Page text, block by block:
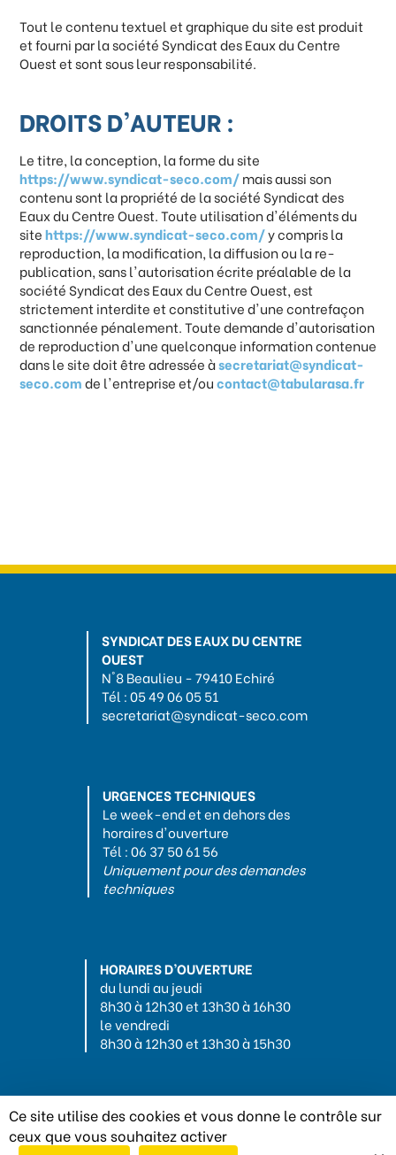
Ce site utilise des cookies et vous donne le contrôle sur
ceux que vous souhaitez activer
Tout le contenu textuel et graphique du site est produit
et fourni par la société Syndicat des Eaux du Centre
Ouest et sont sous leur responsabilité.
DROITS D'AUTEUR :
Le titre, la conception, la forme du site
https://www.syndicat-seco.com/mais aussi son
contenu sont la propriété de la société Syndicat des
Eaux du Centre Ouest. Toute utilisation d'éléments du
sitehttps://www.syndicat-seco.com/y compris la
reproduction, la modification, la diffusion ou la re-
publication, sans l'autorisation écrite préalable de la
société Syndicat des Eaux du Centre Ouest, est
strictement interdite et constitutive d'une contrefaçon
sanctionnée pénalement. Toute demande d'autorisation
de reproduction d'une quelconque information contenue
dans le site doit être adressée àsecretariat@syndicat-
seco.comde l'entreprise et/oucontact@tabularasa.fr
SYNDICAT DES EAUX DU CENTRE
OUEST
N°8 Beaulieu - 79410 Echiré
Tél : 05 49 06 05 51
secretariat@syndicat-seco.com
URGENCES TECHNIQUES
Le week-end et en dehors des
horaires d'ouverture
Tél : 06 37 50 61 56
Uniquement pour des demandes
techniques
HORAIRES D’OUVERTURE
du lundi au jeudi
8h30 à 12h30 et 13h30 à 16h30
le vendredi
8h30 à 12h30 et 13h30 à 15h30
Mentions légales-Politique de confidentialité